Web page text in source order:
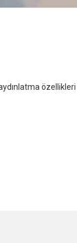
özellikleri